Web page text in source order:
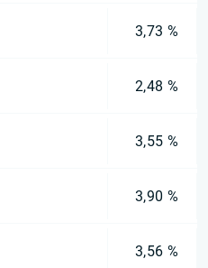
3,73 %
2,48 %
3,55 %
3,90 %
3,56 %